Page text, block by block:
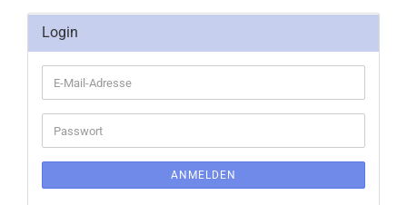
Login
E-
Mail-
Adresse
Passwort
ANMELDEN